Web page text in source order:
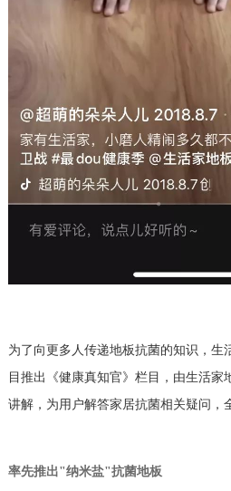
为了向更多人传递地板抗菌的知识，生
目推出《健康真知官》栏目，由生活家
讲解，为用户解答家居抗菌相关疑问，
率先推出"纳米盐"抗菌地板